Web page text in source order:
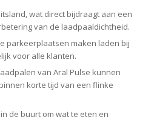
wat direct bijdraagt aan een
van de laadpaaldichtheid.
parkeerplaatsen maken laden bij
voor alle klanten.
van Aral Pulse kunnen
korte tijd van een flinke
de buurt om wat te eten en